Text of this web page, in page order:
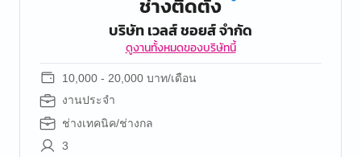
ช่างติดตั้ง
บริษัท เวลส์ ชอยส์ จํากัด
ดูงานทั้งหมดของบริษัทนี้
10,000 - 20,000 บาท/เดือน
งานประจำ
ช่างเทคนิค/ช่างกล
3